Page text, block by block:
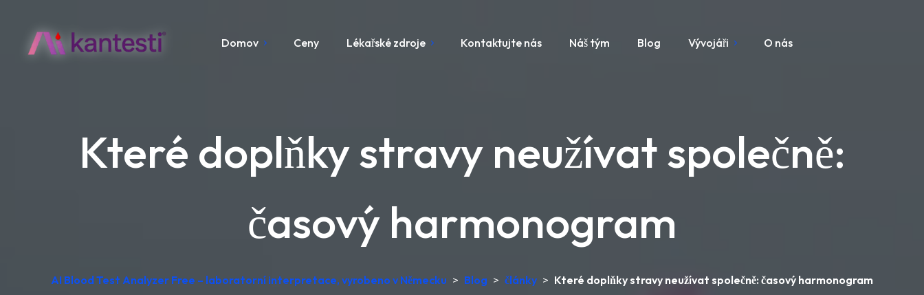
Domov Ceny Lékařské zdroje Kontaktujte nás Náš tým Blog Vývojáři O nás
Které doplňky stravy neužívat společně:
časový harmonogram
AI Blood Test Analyzer Free – laboratorní interpretace, vyrobeno v Německu > Blog > články > Které doplňky stravy neužívat společně: časový harmonogram